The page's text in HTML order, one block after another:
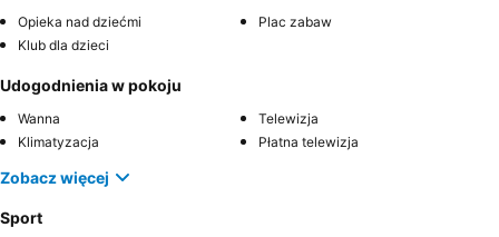
Opieka nad dziećmi
Plac zabaw
Klub dla dzieci
Udogodnienia w pokoju
Wanna
Telewizja
Klimatyzacja
Płatna telewizja
Zobacz więcej
Sport